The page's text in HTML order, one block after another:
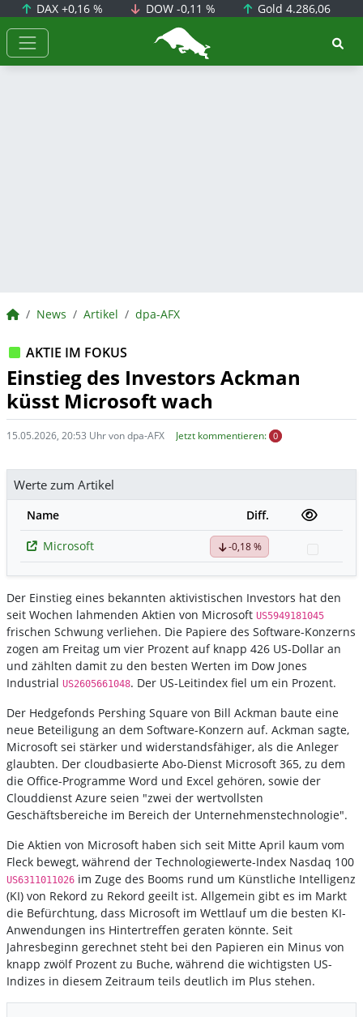
DAX+0,16 % DOW -0,11 % Gold4.286,06
BörsenNEWS.de
BörsenNEWS.de
News Artikel dpa-AFX
AKTIE IM FOKUS
Einstieg des Investors Ackman
küsst Microsoft wach
15.05.2026, 20:53 Uhr von dpa-AFX Jetzt kommentieren: 0
Werte zum Artikel
Name
Diff.
Microsoft
-0,18 %
Der Einstieg eines bekannten aktivistischen Investors hat den
seit Wochen lahmenden Aktien von Microsoft US5949181045
frischen Schwung verliehen. Die Papiere des Software-Konzerns
zogen am Freitag um vier Prozent auf knapp 426 US-Dollar an
und zählten damit zu den besten Werten im Dow Jones
Industrial US2605661048. Der US-Leitindex fiel um ein Prozent.
Der Hedgefonds Pershing Square von Bill Ackman baute eine
neue Beteiligung an dem Software-Konzern auf. Ackman sagte,
Microsoft sei stärker und widerstandsfähiger, als die Anleger
glaubten. Der cloudbasierte Abo-Dienst Microsoft 365, zu dem
die Office-Programme Word und Excel gehören, sowie der
Clouddienst Azure seien "zwei der wertvollsten
Geschäftsbereiche im Bereich der Unternehmenstechnologie".
Die Aktien von Microsoft haben sich seit Mitte April kaum vom
Fleck bewegt, während der Technologiewerte-Index Nasdaq 100
US6311011026 im Zuge des Booms rund um Künstliche Intelligenz
(KI) von Rekord zu Rekord geeilt ist. Allgemein gibt es im Markt
die Befürchtung, dass Microsoft im Wettlauf um die besten KI-
Anwendungen ins Hintertreffen geraten könnte. Seit
Jahresbeginn gerechnet steht bei den Papieren ein Minus von
knapp zwölf Prozent zu Buche, während die wichtigsten US-
Indizes in diesem Zeitraum teils deutlich im Plus stehen.